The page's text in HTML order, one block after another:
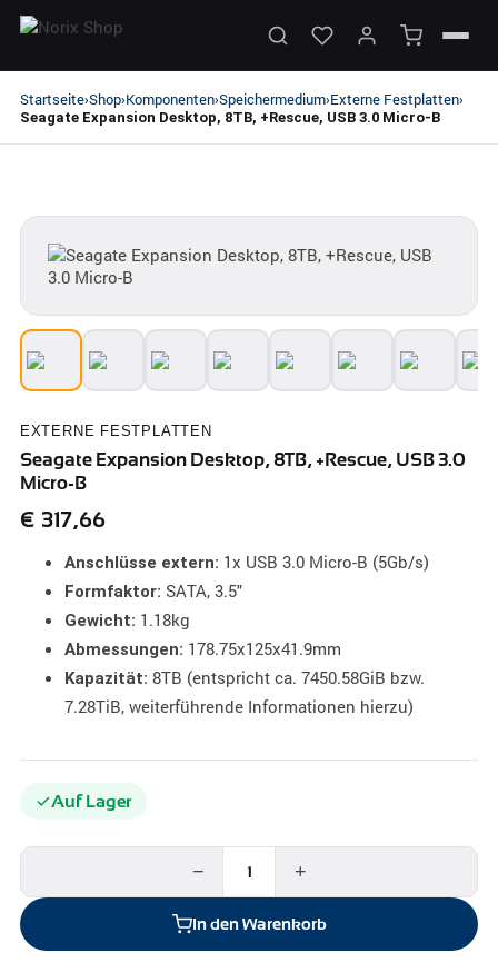
Startseite›Shop›Komponenten›Speichermedium›Externe Festplatten›
Seagate Expansion Desktop, 8TB, +Rescue, USB 3.0 Micro-B
EXTERNE FESTPLATTEN
Seagate Expansion Desktop, 8TB, +Rescue, USB 3.0
Micro-B
€ 317,66
Anschlüsse extern: 1x USB 3.0 Micro-B (5Gb/s)
Formfaktor: SATA, 3.5"
Gewicht: 1.18kg
Abmessungen: 178.75x125x41.9mm
Kapazität: 8TB (entspricht ca. 7450.58GiB bzw.
7.28TiB, weiterführende Informationen hierzu)
Auf Lager
− +
In den Warenkorb